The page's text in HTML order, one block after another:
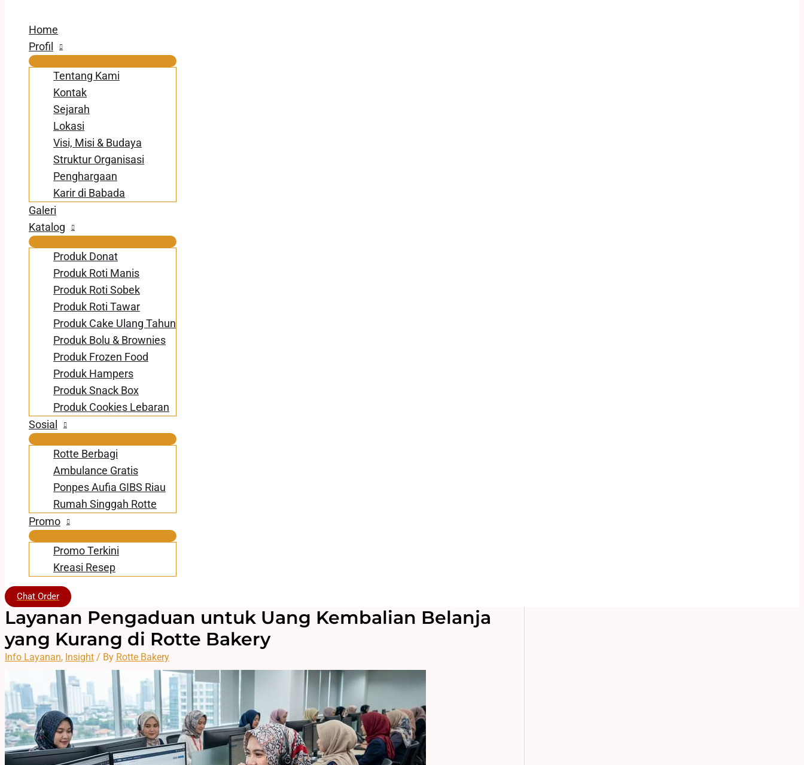
Home
Profil
Tentang Kami
Kontak
Sejarah
Lokasi
Visi, Misi & Budaya
Struktur Organisasi
Penghargaan
Karir di Babada
Galeri
Katalog
Produk Donat
Produk Roti Manis
Produk Roti Sobek
Produk Roti Tawar
Produk Cake Ulang Tahun
Produk Bolu & Brownies
Produk Frozen Food
Produk Hampers
Produk Snack Box
Produk Cookies Lebaran
Sosial
Rotte Berbagi
Ambulance Gratis
Ponpes Aufia GIBS Riau
Rumah Singgah Rotte
Promo
Promo Terkini
Kreasi Resep
Chat Order
Layanan Pengaduan untuk Uang Kembalian Belanja
yang Kurang di Rotte Bakery
Info Layanan, Insight / By Rotte Bakery